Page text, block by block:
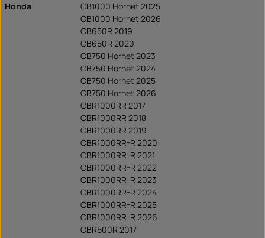
Honda
CB1000 Hornet 2025
CB1000 Hornet 2026
CB650R 2019
CB650R 2020
CB750 Hornet 2023
CB750 Hornet 2024
CB750 Hornet 2025
CB750 Hornet 2026
CBR1000RR 2017
CBR1000RR 2018
CBR1000RR 2019
CBR1000RR-R 2020
CBR1000RR-R 2021
CBR1000RR-R 2022
CBR1000RR-R 2023
CBR1000RR-R 2024
CBR1000RR-R 2025
CBR1000RR-R 2026
CBR500R 2017